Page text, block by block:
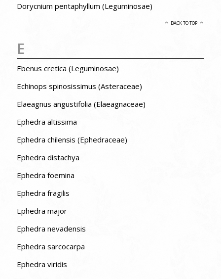
Dorycnium pentaphyllum (Leguminosae)
BACK TO TOP
E
Ebenus cretica (Leguminosae)
Echinops spinosissimus (Asteraceae)
Elaeagnus angustifolia (Elaeagnaceae)
Ephedra altissima
Ephedra chilensis (Ephedraceae)
Ephedra distachya
Ephedra foemina
Ephedra fragilis
Ephedra major
Ephedra nevadensis
Ephedra sarcocarpa
Ephedra viridis